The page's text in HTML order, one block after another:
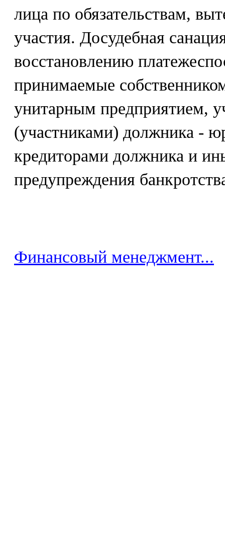
лица по обязательствам,
участия. Досудебная
восстановлению
принимаемые
унитарным предприятием,
(участниками) должника -
кредиторами должника и
предупреждения
Финансовый менеджмент...